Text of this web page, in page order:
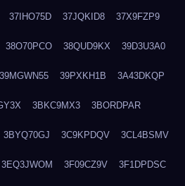
37IHO75D 37JQKID8 37X9FZP9
38O70PCO 38QUD9KX 39D3U3A0
39MGWN55 39PXKH1B 3A43DKQP
3BKC9MX3 3BORDPAR
3BYQ70GJ 3C9KPDQV 3CL4BSMV
3EQ3JWOM 3F09CZ9V 3F1DPDSC